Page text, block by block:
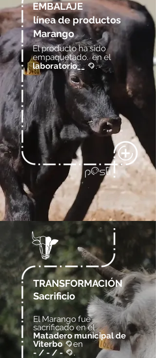
EMBALAJE
El producto ha sido
empaquetado. en el
laboratorio__ @ .
línea de productos
Marango
TRANSFORMACIÓN
El Marango fue
sacrificado en el
Matadero municipal de
Viterbo @ en
- / - / - @ .
Sacrificio